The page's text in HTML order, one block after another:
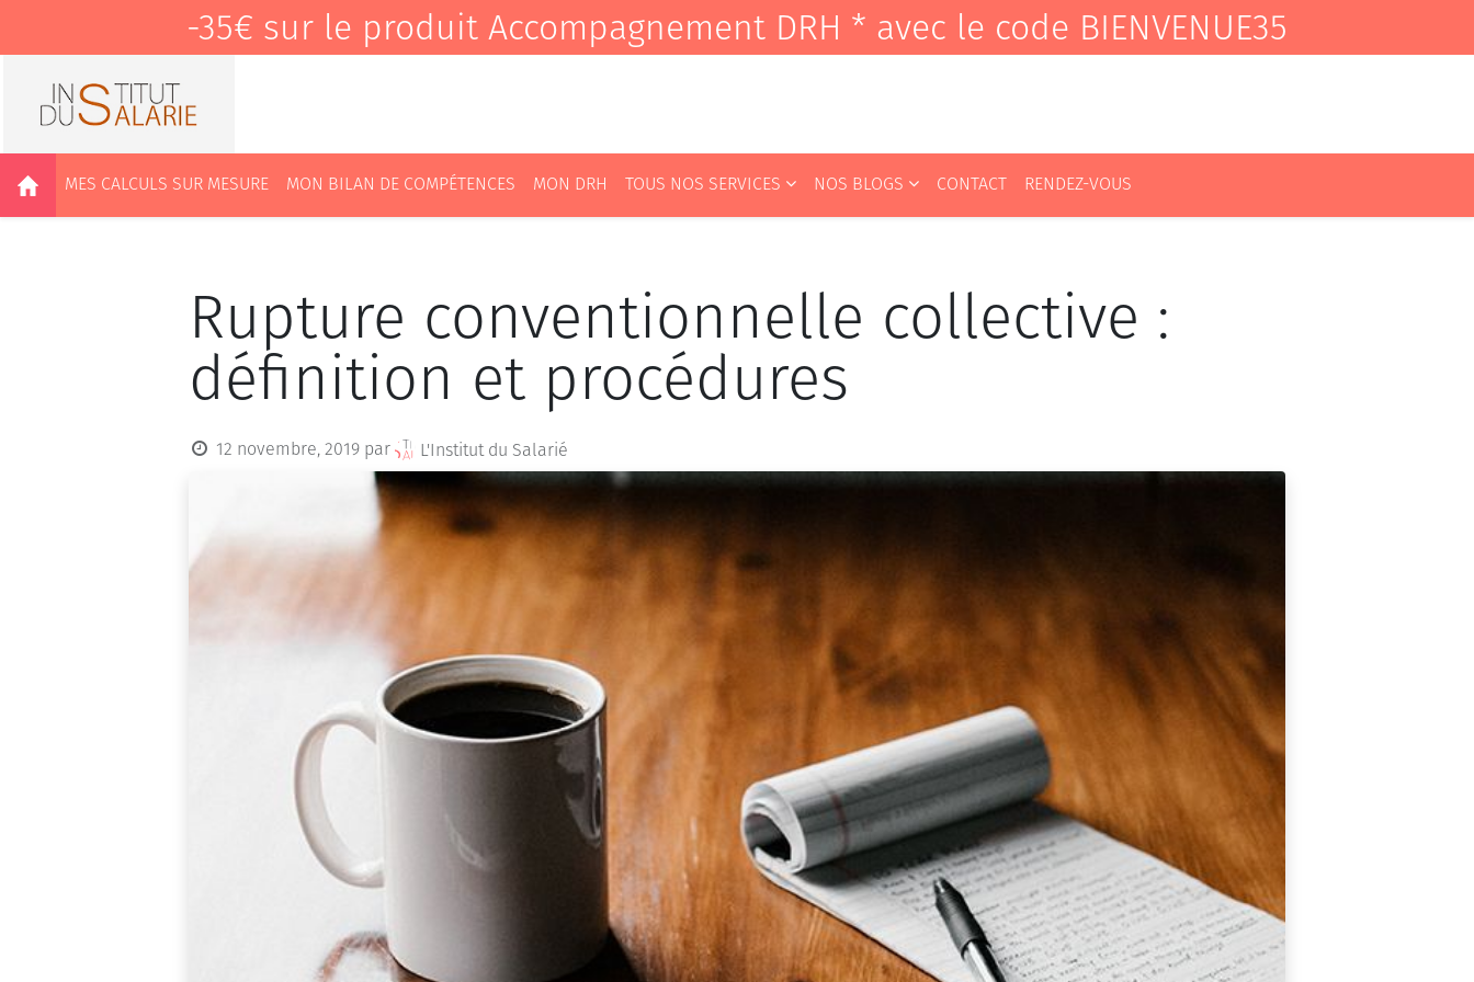
-35€ sur le produit Accompagnement DRH * avec le code BIENVENUE35
MES CALCULS SUR MESURE MON BILAN DE COMPÉTENCES MON DRH TOUS NOS SERVICES NOS BLOGS CONTACT RENDEZ-VOUS
Rupture conventionnelle collective :
définition et procédures
12 novembre, 2019 par L'Institut du Salarié